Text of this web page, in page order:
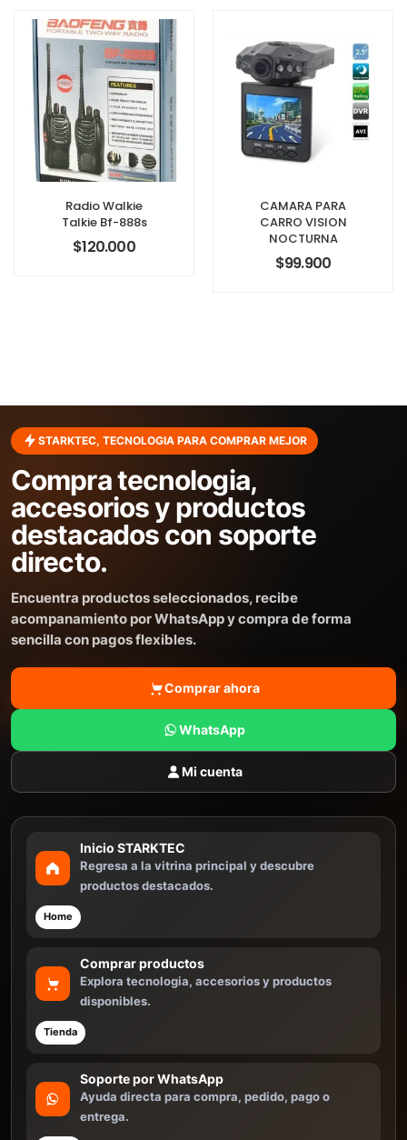
Radio Walkie
Talkie Bf-888s
$120.000
CAMARA PARA
CARRO VISION
NOCTURNA
$99.900
STARKTEC, TECNOLOGIA PARA COMPRAR MEJOR
Compra tecnologia,
accesorios y productos
destacados con soporte
directo.
Encuentra productos seleccionados, recibe
acompanamiento por WhatsApp y compra de forma
sencilla con pagos flexibles.
Comprar ahora
WhatsApp
Mi cuenta
Inicio STARKTEC
Regresa a la vitrina principal y descubre
productos destacados.
Home
Comprar productos
Explora tecnologia, accesorios y productos
disponibles.
Tienda
Soporte por WhatsApp
Ayuda directa para compra, pedido, pago o
entrega.